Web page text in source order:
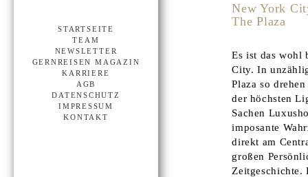
STARTSEITE
TEAM
NEWSLETTER
GERNREISEN MAGAZIN
KARRIERE
AGB
DATENSCHUTZ
IMPRESSUM
KONTAKT
New York
The Plaza
Es ist das wohl
City. In
Plaza so
der höchsten
Sachen
imposante
direkt am
großen
Zeitgeschichte.